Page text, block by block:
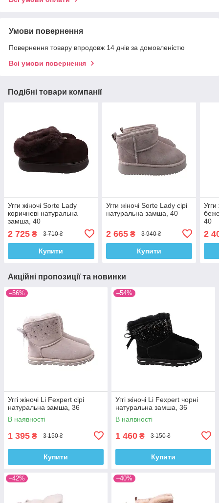
Умови повернення
Повернення товару впродовж 14 днів за домовленістю
Всі умови повернення
Подібні товари компанії
Угги жіночі Sorte Lady
коричневі натуральна
замша, 40
2 725 ₴ 3 710 ₴
Купити
Угги жіночі Sorte Lady сірі
натуральна замша, 40
2 665₴ 3 940 ₴
Купити
40
2
Акційні пропозиції та новинки
–56%
Уггі жіночі Li Fexpert сірі
натуральна замша, 36
В наявності
1 395 ₴ 3 150 ₴
Купити
–54%
Уггі жіночі Li Fexpert чорні
натуральна замша, 36
В наявності
1 460 ₴ 3 150 ₴
Купити
–42% –40%